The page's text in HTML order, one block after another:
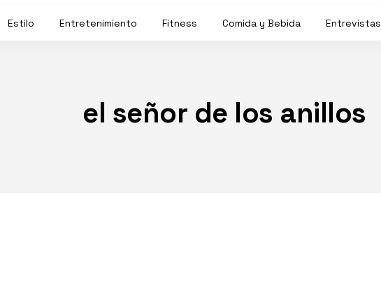
Estilo Entretenimiento Fitness Comida y Bebida Entrevistas
el señor de los anillos